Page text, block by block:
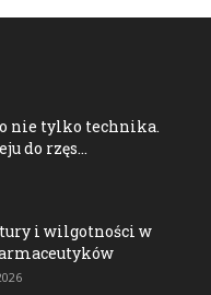
nie tylko technika.
do rzęs...
i wilgotności w